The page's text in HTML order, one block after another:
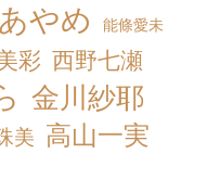
やめ 能條愛未
彩 西野七瀬
金川紗耶
美 高山一実